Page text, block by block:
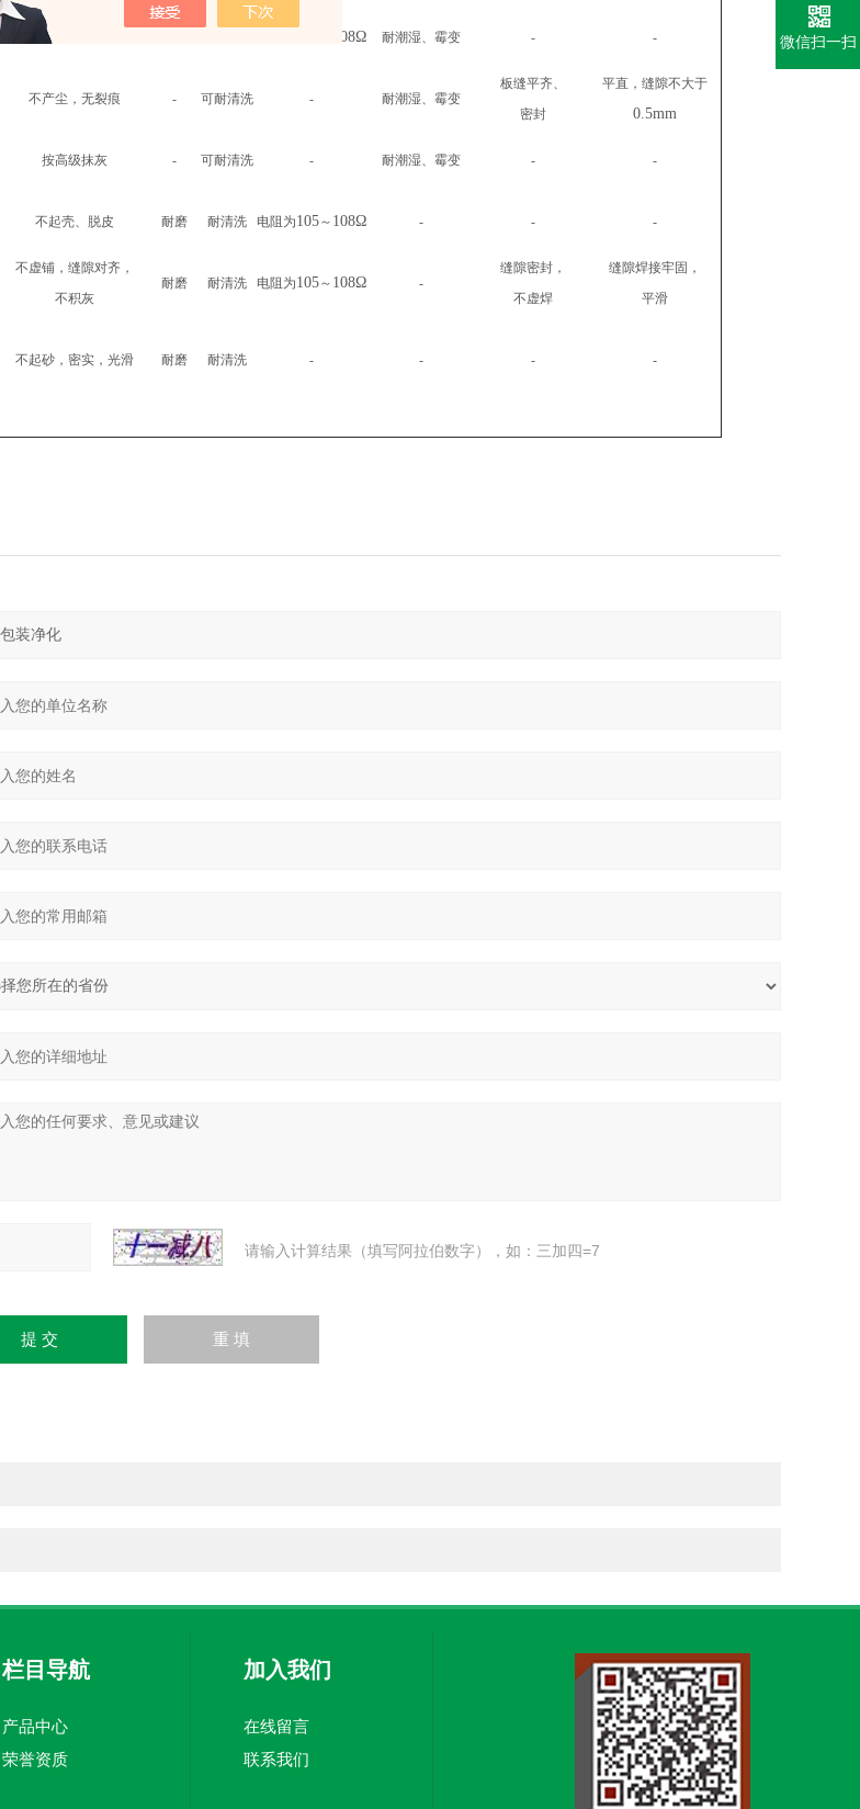
不掉皮、粉化 108Ω 耐潮湿、霉变 - -
不产尘，无裂痕 - 可耐清洗 - 耐潮湿、霉变
板缝平齐、
密封
平直，缝隙不大于
0.5mm
按高级抹灰 - 可耐清洗 - 耐潮湿、霉变 - -
不起壳、脱皮 耐磨 耐清洗 电阻为105～ 108Ω - - -
不虚铺，缝隙对齐，
不积灰
耐磨 耐清洗 电阻为105～ 108Ω -
缝隙密封，
不虚焊
缝隙焊接牢固，
平滑
不起砂，密实，光滑 耐磨 耐清洗 - - - -
请输入计算结果（填写阿拉伯数字），如：三加四=7
栏目导航
产品中心
荣誉资质
加入我们
在线留言
联系我们
微信扫一扫